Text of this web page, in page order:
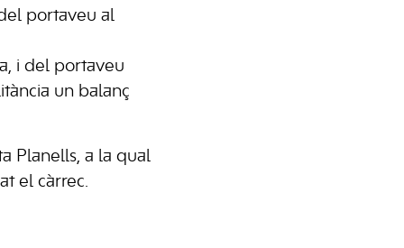
portaveu al
i del portaveu
un balanç
Planells, a la qual
el càrrec.